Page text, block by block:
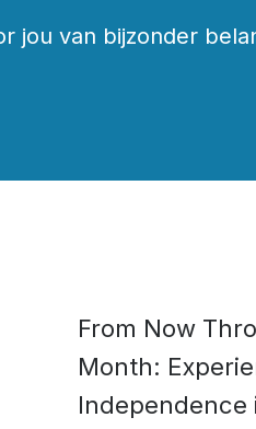
jou van bijzonder
From Now
Month:
Independence